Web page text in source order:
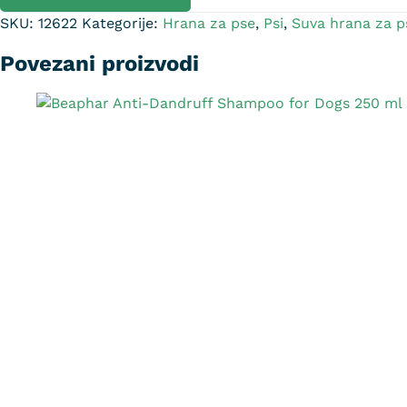
SKU: 12622 Kategorije: Hrana za pse, Psi, Suva hrana za
Povezani proizvodi